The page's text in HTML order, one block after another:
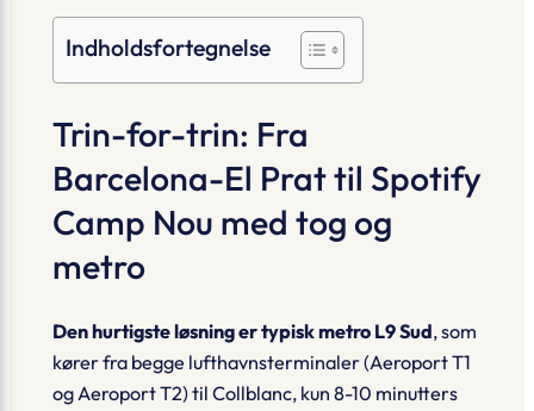
Indholdsfortegnelse
Trin-for-trin: Fra
Barcelona-El Prat til Spotify
Camp Nou med tog og
metro
Den hurtigste løsning er typiskmetro L9 Sud, som
kører fra begge lufthavnsterminaler (Aeroport T1
og Aeroport T2) til Collblanc, kun 8-10 minutters